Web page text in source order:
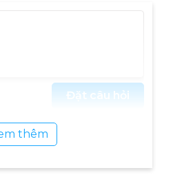
về trước và lùi phía
đàn hồi, da cao cấp
chỉnh này xe sẽ phù
đình, người lớn trẻ
Đặt câu hỏi
thêm